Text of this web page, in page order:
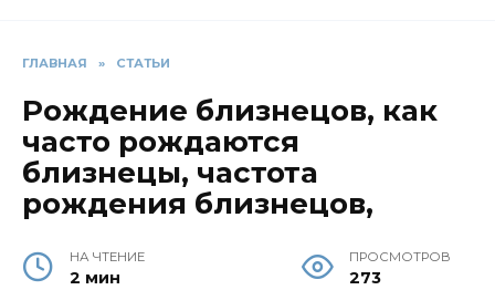
ГЛАВНАЯ » СТАТЬИ
Рождение близнецов, как
часто рождаются
близнецы, частота
рождения близнецов,
НА ЧТЕНИЕ
2 мин
ПРОСМОТРОВ
273